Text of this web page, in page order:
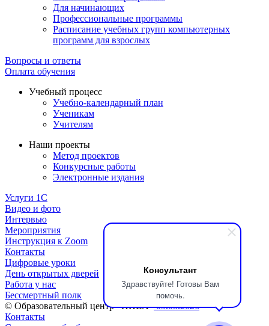
Консультант
Здравствуйте! Готовы Вам
помочь.
Для начинающих
Профессиональные программы
Расписание учебных групп компьютерных
программ для взрослых
Вопросы и ответы
Оплата обучения
Учебный процесс
Учебно-календарный план
Ученикам
Учителям
Наши проекты
Метод проектов
Конкурсные работы
Электронные издания
Услуги 1C
Видео и фото
Интервью
Мероприятия
Инструкция к Zoom
Контакты
Цифровые уроки
День открытых дверей
Работа у нас
Бессмертный полк
© Образовательный центр «НИВА»09.08.2026
Контакты